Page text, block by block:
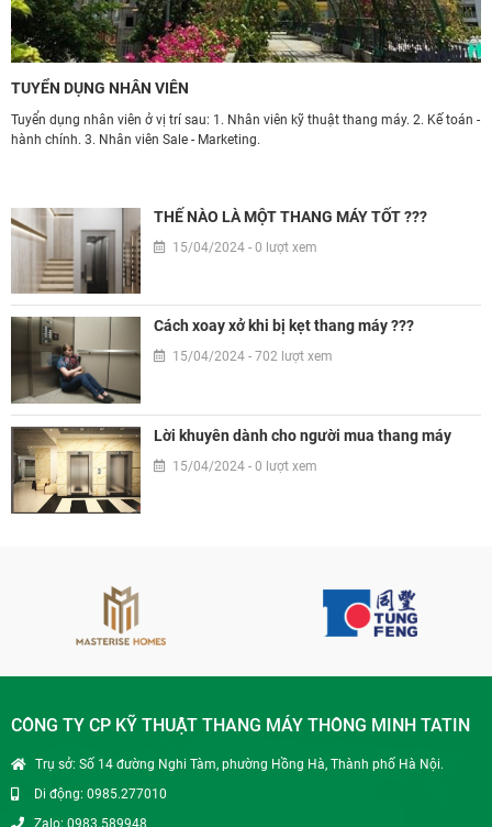
TUYỂN DỤNG NHÂN VIÊN
Tuyển dụng nhân viên ở vị trí sau: 1. Nhân viên kỹ thuật thang máy. 2. Kế toán -
hành chính. 3. Nhân viên Sale - Marketing.
THẾ NÀO LÀ MỘT THANG MÁY TỐT ???
15/04/2024 - 0 lượt xem
Cách xoay xở khi bị kẹt thang máy ???
15/04/2024 - 702 lượt xem
Lời khuyên dành cho người mua thang máy
15/04/2024 - 0 lượt xem
CÔNG TY CP KỸ THUẬT THANG MÁY THÔNG MINH TATIN
Trụ sở: Số 14 đường Nghi Tàm, phường Hồng Hà, Thành phố Hà Nội.
Di động: 0985.277010
Zalo: 0983.589948